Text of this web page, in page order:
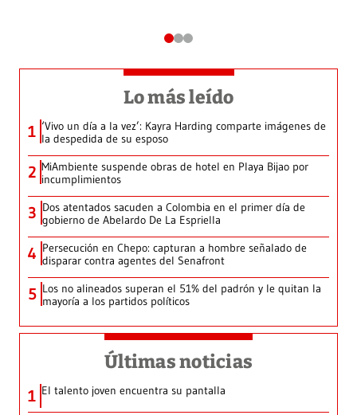
Lo más leído
1 ‘Vivo un día a la vez’: Kayra Harding comparte imágenes de
la despedida de su esposo
2 MiAmbiente suspende obras de hotel en Playa Bijao por
incumplimientos
3 Dos atentados sacuden a Colombia en el primer día de
gobierno de Abelardo De La Espriella
4 Persecución en Chepo: capturan a hombre señalado de
disparar contra agentes del Senafront
5 Los no alineados superan el 51% del padrón y le quitan la
mayoría a los partidos políticos
Últimas noticias
1 El talento joven encuentra su pantalla​